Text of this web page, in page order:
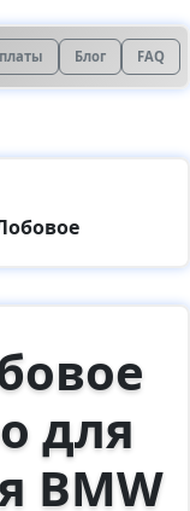
Блог FAQ
для
BMW